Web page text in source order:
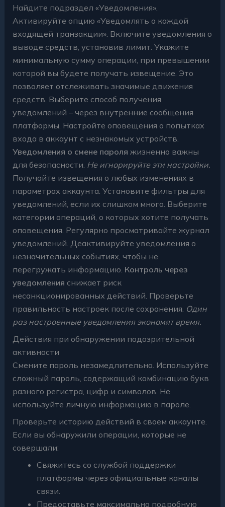
Найдите подраздел «Уведомления».
Активируйте опцию «Уведомлять о каждой
входящей транзакции». Включите уведомления о
выводе средств, установив лимит. Укажите
минимальную сумму операции, при превышении
которой вы будете получать извещение. Это
позволяет отслеживать значимые движения
средств. Выберите способ получения
уведомлений – через внутренние сообщения
платформы. Настройте оповещения о попытках
входа в аккаунт с незнакомых устройств.
Уведомления о смене пароля жизненно важны
для безопасности. Не игнорируйте эти настройки.
Получайте извещения о любых изменениях в
параметрах аккаунта. Установите фильтры для
уведомлений, если их слишком много. Выберите
категории операций, о которых хотите получать
оповещения. Регулярно просматривайте журнал
уведомлений. Деактивируйте уведомления о
незначительных событиях, чтобы не
перегружать информацию. Контроль через
уведомления снижает риск
несанкционированных действий. Проверьте
правильность настроек после сохранения. Один
раз настроенные уведомления экономят время.
Действия при обнаружении подозрительной
активности
Смените пароль незамедлительно. Используйте
сложный пароль, содержащий комбинацию букв
разного регистра, цифр и символов. Не
используйте личную информацию в пароле.
Проверьте историю действий в своем аккаунте.
Если вы обнаружили операции, которые не
совершали:
Свяжитесь со службой поддержки
платформы через официальные каналы
связи.
Предоставьте максимально подробную